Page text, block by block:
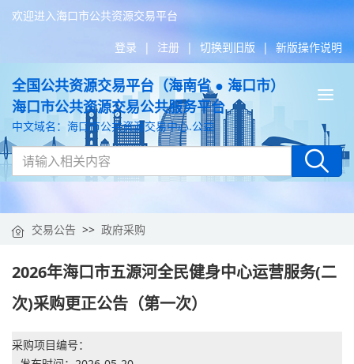
欢迎进入海口市公共资源交易平台
登录 | 注册 | 切换到旧版 | 新版操作说明
全国公共资源交易平台（海南省 ● 海口市）
海口市公共资源交易公共服务平台
中文域名：海口市公共资源交易中心.公益
交易公告 >> 政府采购
2026年海口市五源河全民健身中心运营服务(二
次)采购更正公告（第一次）
采购项目编号：